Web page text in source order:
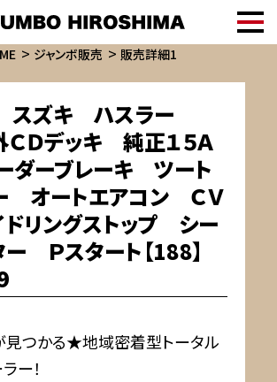
ジャンボ販売 販売詳細1
スズキ ハスラー
Ｄデッキ 純正１５Ａ
ーブレーキ ツート
オートエアコン ＣＶ
リングストップ シー
ー Ｐスタート【188】
見つかる★地域密着型トータル
ー！